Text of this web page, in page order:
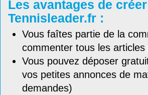
Les avantages de
Tennisleader.fr :
Vous faîtes partie de la
commenter tous les
Vous pouvez déposer
vos petites annonces de
demandes)